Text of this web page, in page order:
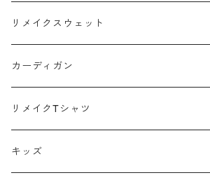
Tシャツ
スウェット
ポロシャツ
リメイクスウェット
カーディガン
リメイクTシャツ
キッズ